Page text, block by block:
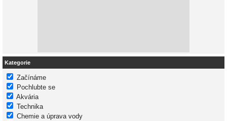
Kategorie
Začínáme
Pochlubte se
Akvária
Technika
Chemie a úprava vody